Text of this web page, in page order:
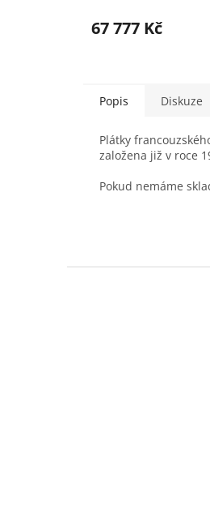
67 777 Kč
Popis Diskuze
Plátky
založena již v roce
Pokud nemáme